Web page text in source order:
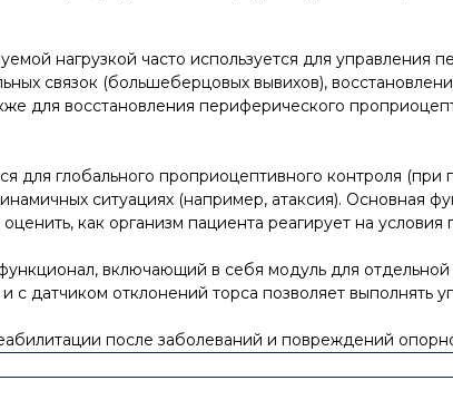
нагрузкой часто используется для
связок (большеберцовых вывихов),
для восстановления периферического
глобального проприоцептивного контроля (при
ситуациях (например, атаксия). Основная
как организм пациента реагирует на
включающий в себя модуль для отдельной
датчиком отклонений торса позволяет выполнять
после заболеваний и повреждений